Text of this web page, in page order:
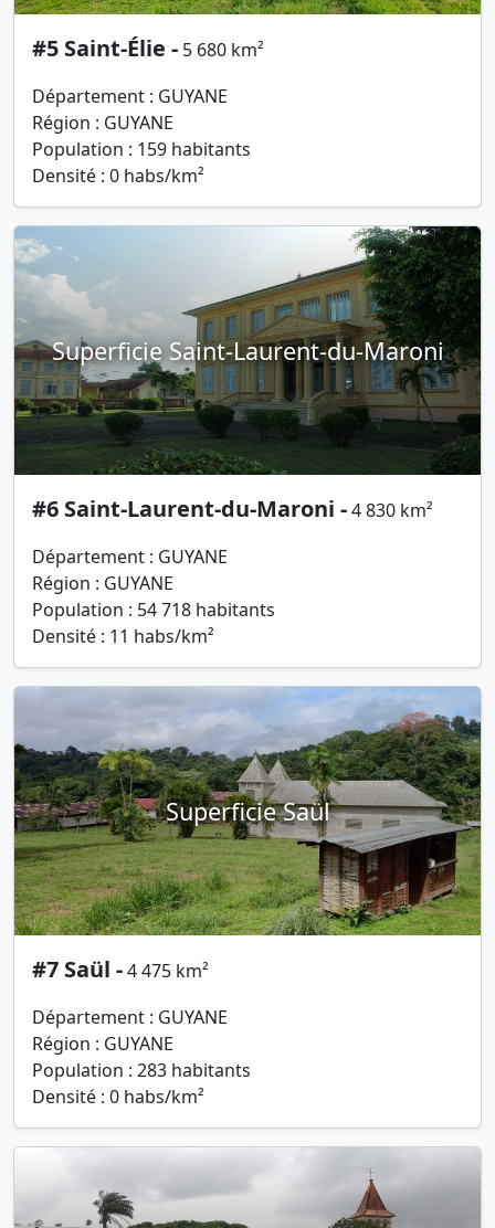
#5 Saint-Élie - 5 680 km²
Département : GUYANE
Région : GUYANE
Population : 159 habitants
Densité : 0 habs/km²
Superficie Saint-Laurent-du-Maroni
#6 Saint-Laurent-du-Maroni -4 830 km²
Département : GUYANE
Région : GUYANE
Population : 54 718 habitants
Densité : 11 habs/km²
Superficie Saül
#7 Saül -4 475 km²
Département : GUYANE
Région : GUYANE
Population : 283 habitants
Densité : 0 habs/km²